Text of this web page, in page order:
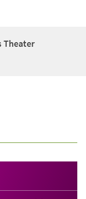
Theater